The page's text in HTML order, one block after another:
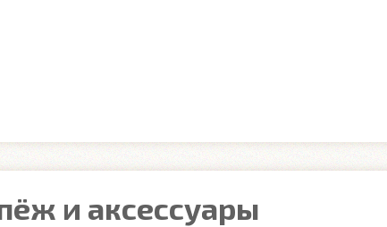
и аксессуары